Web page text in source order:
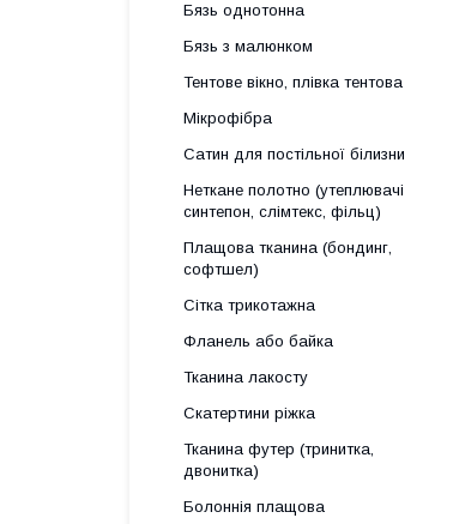
Бязь однотонна
Бязь з малюнком
Тентове вікно, плівка тентова
Мікрофібра
Сатин для постільної білизни
Неткане полотно (утеплювачі
синтепон, слімтекс, фільц)
Плащова тканина (бондинг,
софтшел)
Сітка трикотажна
Фланель або байка
Тканина лакосту
Скатертини ріжка
Тканина футер (тринитка,
двонитка)
Болоннія плащова